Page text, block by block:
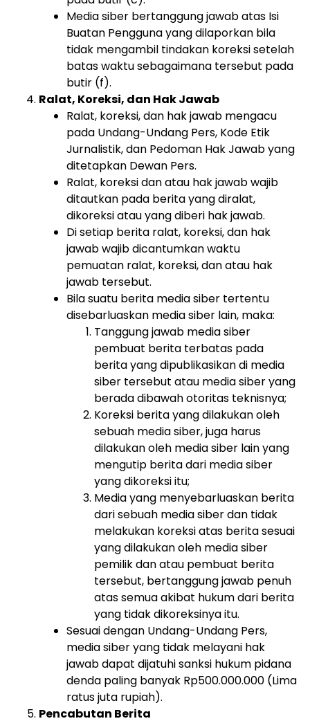
Media siber bertanggung jawab atas Isi
Buatan Pengguna yang dilaporkan bila
tidak mengambil tindakan koreksi setelah
batas waktu sebagaimana tersebut pada
butir (f).
Ralat, Koreksi, dan Hak Jawab
Ralat, koreksi, dan hak jawab mengacu
pada Undang-Undang Pers, Kode Etik
Jurnalistik, dan Pedoman Hak Jawab yang
ditetapkan Dewan Pers.
Ralat, koreksi dan atau hak jawab wajib
ditautkan pada berita yang diralat,
dikoreksi atau yang diberi hak jawab.
Di setiap berita ralat, koreksi, dan hak
jawab wajib dicantumkan waktu
pemuatan ralat, koreksi, dan atau hak
jawab tersebut.
Bila suatu berita media siber tertentu
disebarluaskan media siber lain, maka:
Tanggung jawab media siber
pembuat berita terbatas pada
berita yang dipublikasikan di media
siber tersebut atau media siber yang
berada dibawah otoritas teknisnya;
Koreksi berita yang dilakukan oleh
sebuah media siber, juga harus
dilakukan oleh media siber lain yang
mengutip berita dari media siber
yang dikoreksi itu;
Media yang menyebarluaskan berita
dari sebuah media siber dan tidak
melakukan koreksi atas berita sesuai
yang dilakukan oleh media siber
pemilik dan atau pembuat berita
tersebut, bertanggung jawab penuh
atas semua akibat hukum dari berita
yang tidak dikoreksinya itu.
Sesuai dengan Undang-Undang Pers,
media siber yang tidak melayani hak
jawab dapat dijatuhi sanksi hukum pidana
denda paling banyak Rp500.000.000 (Lima
ratus juta rupiah).
Pencabutan Berita